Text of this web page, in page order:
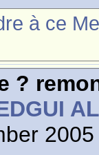
à ce
?